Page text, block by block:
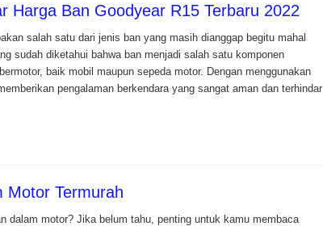
Harga Ban Goodyear R15 Terbaru 2022
salah satu dari jenis ban yang masih dianggap begitu mahal
sudah diketahui bahwa ban menjadi salah satu komponen
baik mobil maupun sepeda motor. Dengan menggunakan
pengalaman berkendara yang sangat aman dan terhindar
Motor Termurah
dalam motor? Jika belum tahu, penting untuk kamu membaca